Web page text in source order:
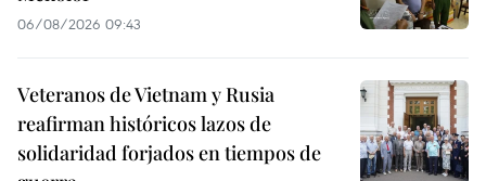
06/08/2026 09:43
Veteranos de Vietnam y Rusia
reafirman históricos lazos de
solidaridad forjados en tiempos de